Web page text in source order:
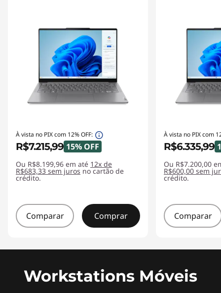
À vista no PIX com 12% OFF:
R$7.215,99 15% OFF
Ou R$8.199,96 em até 12x de
R$683,33 sem juros no cartão de
crédito.
Comparar Comprar
À vista no PIX com
R$6.335,99
Ou R$7.200,00
R$600,00 sem
crédito.
Comparar
Workstations Móveis